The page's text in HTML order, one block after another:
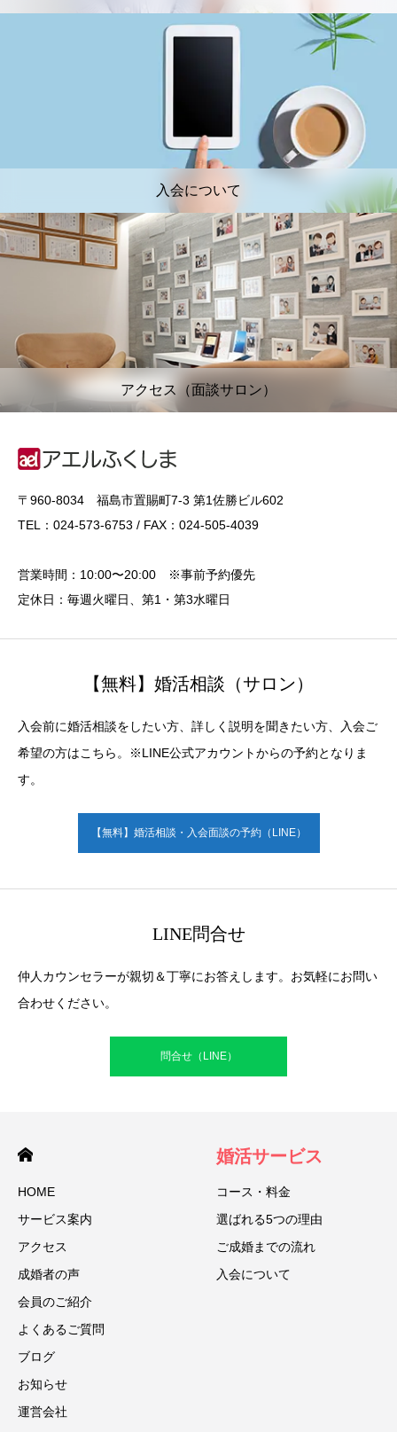
入会について
アクセス（面談サロン）
〒960-8034 福島市置賜町7-3 第1佐勝ビル602
TEL：024-573-6753 / FAX：024-505-4039
営業時間：10:00〜20:00 ※事前予約優先
定休日：毎週火曜日、第1・第3水曜日
【無料】婚活相談（サロン）
入会前に婚活相談をしたい方、詳しく説明を聞きたい方、入会ご
希望の方はこちら。※LINE公式アカウントからの予約となりま
す。
【無料】婚活相談・入会面談の予約（LINE）
LINE問合せ
仲人カウンセラーが親切＆丁寧にお答えします。お気軽にお問い
合わせください。
問合せ（LINE）
HOME
サービス案内
アクセス
成婚者の声
会員のご紹介
よくあるご質問
ブログ
お知らせ
運営会社
婚活サービス
コース・料金
選ばれる5つの理由
ご成婚までの流れ
入会について